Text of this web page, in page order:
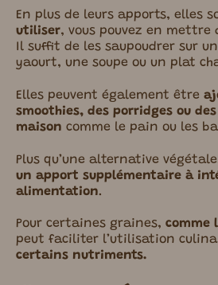
En plus de leurs apports, elles
utiliser, vous pouvez en mettre
Il suffit de les saupoudrer sur
yaourt, une soupe ou un plat
Elles peuvent également être
smoothies, des porridges ou
maison comme le pain ou les
Plus qu’une alternative
un apport supplémentaire à
alimentation.
Pour certaines graines, comme
peut faciliter l’utilisation
certains nutriments.